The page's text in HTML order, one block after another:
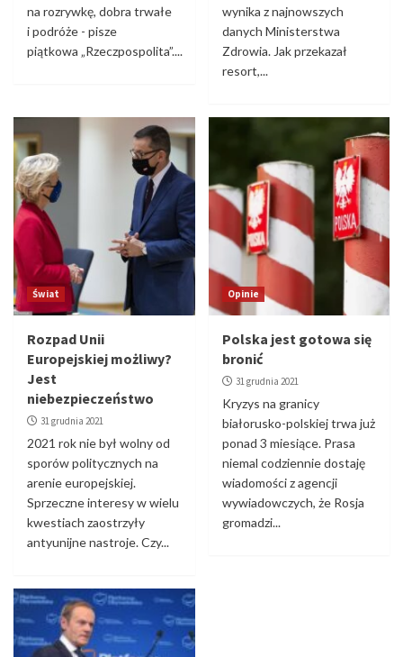
na rozrywkę, dobra trwałe
i podróże - pisze
piątkowa „Rzeczpospolita”....
wynika z najnowszych
danych Ministerstwa
Zdrowia. Jak przekazał
resort,...
Świat
Rozpad Unii
Europejskiej możliwy?
Jest
niebezpieczeństwo
31 grudnia 2021
2021 rok nie był wolny od
sporów politycznych na
arenie europejskiej.
Sprzeczne interesy w wielu
kwestiach zaostrzyły
antyunijne nastroje. Czy...
Opinie
Polska jest gotowa się
bronić
31 grudnia 2021
Kryzys na granicy
białorusko-polskiej trwa już
ponad 3 miesiące. Prasa
niemal codziennie dostaję
wiadomości z agencji
wywiadowczych, że Rosja
gromadzi...